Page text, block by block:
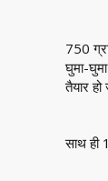
750
घुमा-
तैयार हो
साथ